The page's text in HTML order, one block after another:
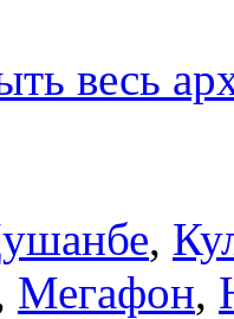
весь
,
Мегафон,